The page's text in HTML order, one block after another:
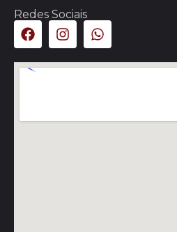
Redes Sociais